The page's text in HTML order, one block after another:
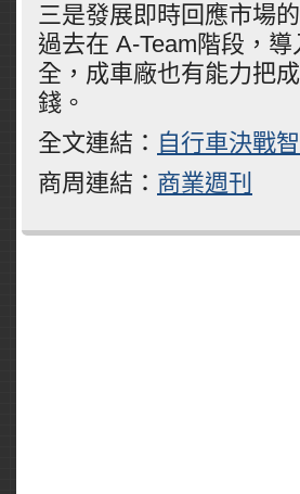
三是發展即時回應市場
過去在 A-Team階段，
全，成車廠也有能力把
錢。
全文連結： 自行車決戰
商周連結： 商業週刊